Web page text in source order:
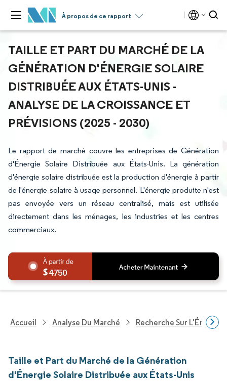
À propos de ce rapport
TAILLE ET PART DU MARCHÉ DE LA
GÉNÉRATION D'ÉNERGIE SOLAIRE
DISTRIBUÉE AUX ÉTATS-UNIS -
ANALYSE DE LA CROISSANCE ET
PRÉVISIONS (2025 - 2030)
Le rapport de marché couvre les entreprises de Génération
d'Énergie Solaire Distribuée aux États-Unis. La génération
d'énergie solaire distribuée est la production d'énergie à partir
de l'énergie solaire à usage personnel. L'énergie produite n'est
pas envoyée vers un réseau centralisé, mais est utilisée
directement dans les ménages, les industries et les centres
commerciaux.
4750
Accueil Analyse Du Marché Recherche Sur
Taille et Part du Marché de la Génération
d'Énergie Solaire Distribuée aux États-Unis